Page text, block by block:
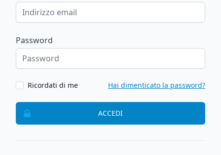
Password
Ricordati di me Hai dimenticato la password?
ACCEDI